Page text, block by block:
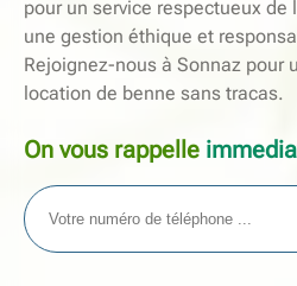
pour un service respectueux de
une gestion éthique et
Rejoignez-nous à Sonnaz pour
location de benne sans tracas.
On vous rappelle